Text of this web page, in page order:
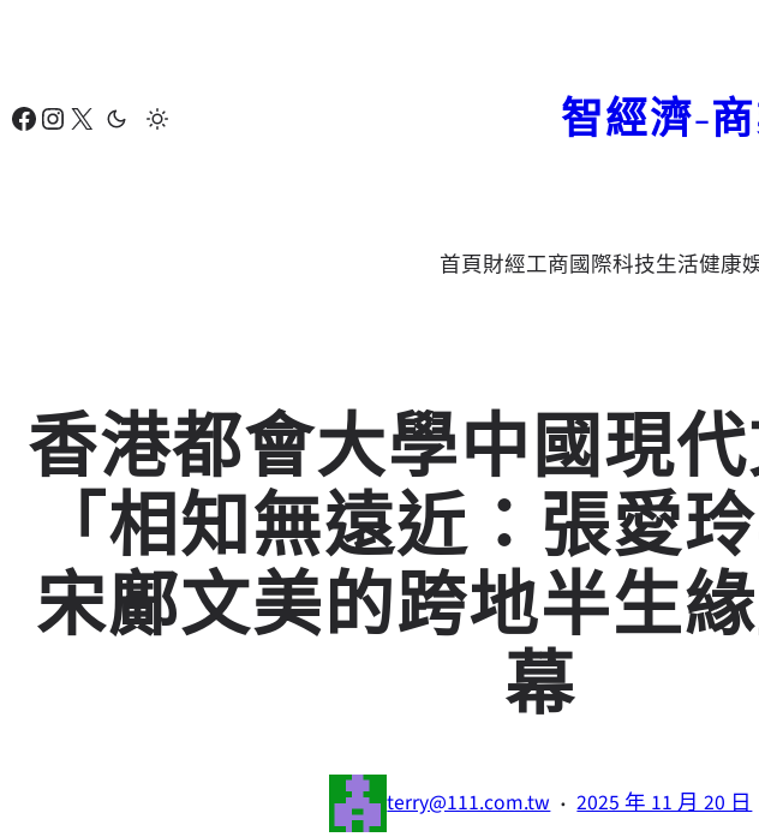
要
Facebook Instagram X 智經濟-
首頁財經工商國際科技生活健康
香港都會大學中國現
「相知無遠近：張愛
宋鄺文美的跨地半生
幕
terry@111.com.tw · 2025 年 11 月 20 日